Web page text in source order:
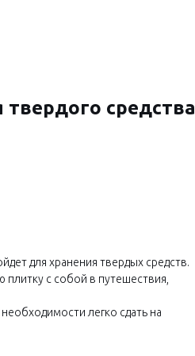
средства
для хранения твердых средств.
с собой в путешествия,
легко сдать на